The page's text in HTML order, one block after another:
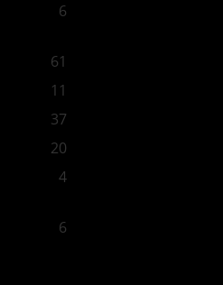
6
61
11
37
20
4
6